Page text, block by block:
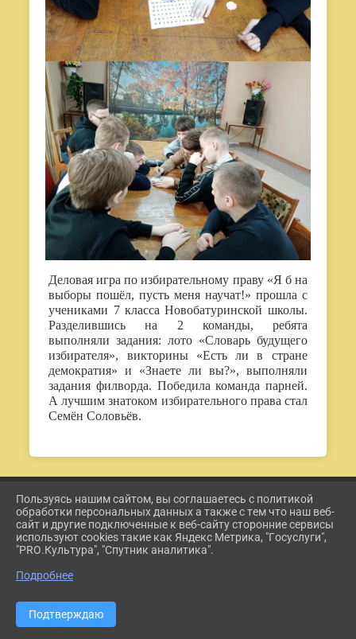
Деловая игра по избирательному праву «Я б на
выборы пошёл, пусть меня научат!» прошла с
учениками 7 класса Новобатуринской школы.
Разделившись на 2 команды, ребята
выполняли задания: лото «Словарь будущего
избирателя», викторины «Есть ли в стране
демократия» и «Знаете ли вы?», выполняли
задания филворда. Победила команда парней.
А лучшим знатоком избирательного права стал
Семён Соловьёв.
2026 Г. ETKUL-KULTURA.RU
ВХОД
КАРТА САЙТА
ПОЛИТИКА ОБРАБОТКИ ПЕРСОНАЛЬНЫХ ДАННЫХ
СДЕЛАНО НА KUBCMS
Пользуясь нашим сайтом, вы соглашаетесь с политикой
обработки персональных данных а также с тем что наш веб-
сайт и другие подключенные к веб-сайту сторонние сервисы
используют cookies такие как Яндекс Метрика, "Госуслуги",
"PRO.Культура", "Спутник аналитика".
Подробнее
Подтверждаю